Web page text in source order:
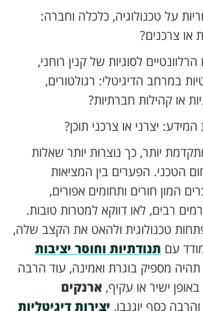
על טכנולוגיה, כלכלה וחברה:
או צרכנים?
לסוגיות של קנין רוחני,
במרחב הדיגיטלי: רגולטורים,
או קהילות חברתיות?
יצרני או צרכני תוכן?
יותר, כך נוצרות יותר שאלות
הטכני. הפערים בין המציאות
המון חורים ותחומים אפורים,
רבים, לאו דווקא למטרות טובות.
טכנולוגית ולהאט את הקצב שלה,
עם תנודתיות וחוסר יציבות
מספיק בוגרת ואמינה, עוד הרבה
ישיר או עקיף, ארנקים
והרבה כסף יוגנבו, יצירות דיגיטליות